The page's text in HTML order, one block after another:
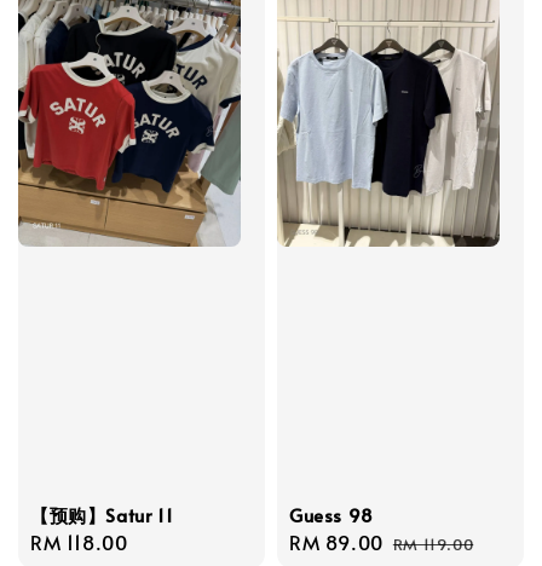
【预购】Satur 11
Regular
RM 118.00
Guess 98
Sale
RM 89.00 Regular
RM 119.00